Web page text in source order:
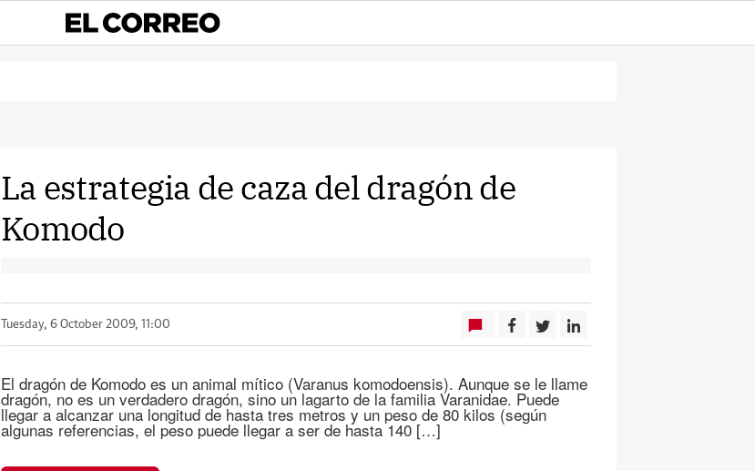
La estrategia de caza del dragón de
Komodo
Tuesday, 6 October 2009, 11:00
El dragón de Komodo es un animal mítico (Varanus komodoensis). Aunque se le llame
dragón, no es un verdadero dragón, sino un lagarto de la familia Varanidae. Puede
llegar a alcanzar una longitud de hasta tres metros y un peso de 80 kilos (según
algunas referencias, el peso puede llegar a ser de hasta 140 […]